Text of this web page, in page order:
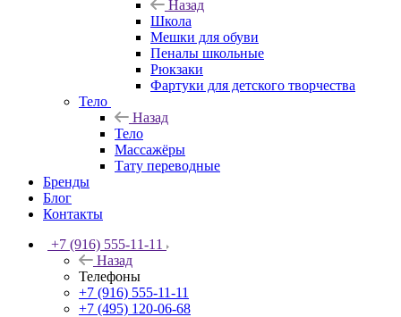
Назад
Школа
Мешки для обуви
Пеналы школьные
Рюкзаки
Фартуки для детского творчества
Тело
Назад
Тело
Массажёры
Тату переводные
Бренды
Блог
Контакты
+7 (916) 555-11-11
Назад
Телефоны
+7 (916) 555-11-11
+7 (495) 120-06-68